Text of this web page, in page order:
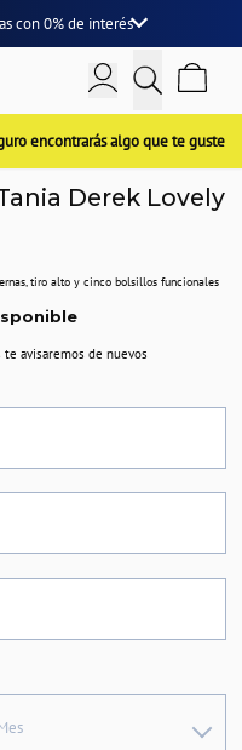
con0% de interés
encontrarás algo que te guste
Derek Lovely
tiro alto y cinco bolsillos funcionales
avisaremos de nuevos